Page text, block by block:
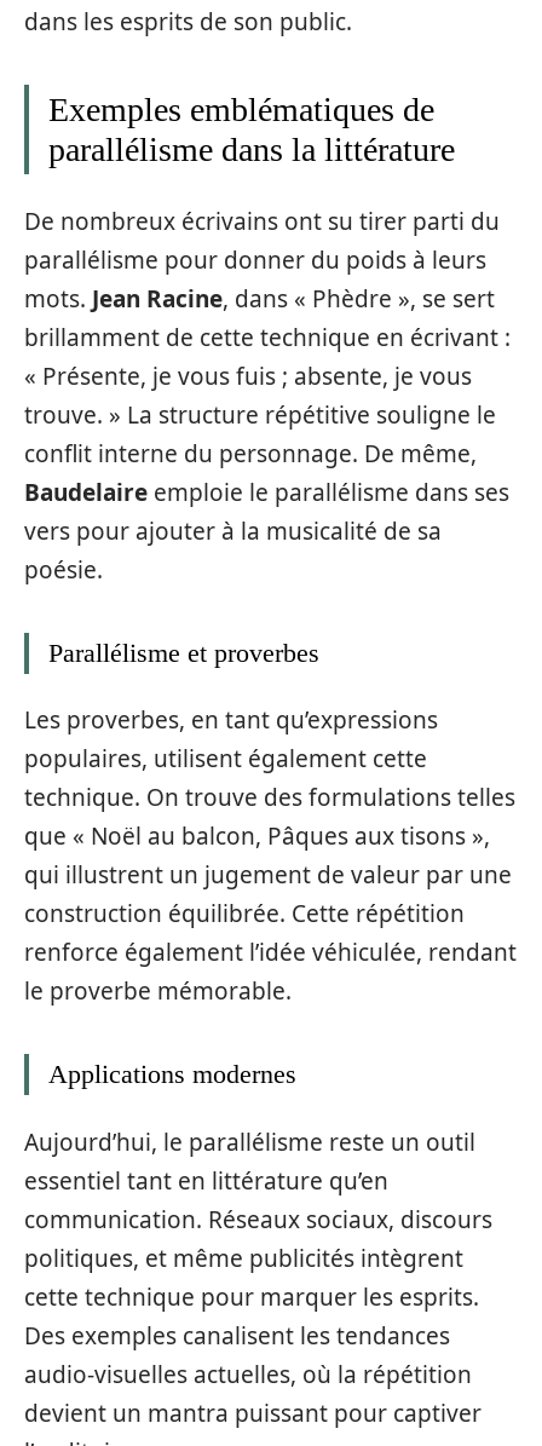
dans les esprits de son public.
Exemples emblématiques de
parallélisme dans la littérature
De nombreux écrivains ont su tirer parti du
parallélisme pour donner du poids à leurs
mots. Jean Racine, dans « Phèdre », se sert
brillamment de cette technique en écrivant :
« Présente, je vous fuis ; absente, je vous
trouve. » La structure répétitive souligne le
conflit interne du personnage. De même,
Baudelaire emploie le parallélisme dans ses
vers pour ajouter à la musicalité de sa
poésie.
Parallélisme et proverbes
Les proverbes, en tant qu’expressions
populaires, utilisent également cette
technique. On trouve des formulations telles
que « Noël au balcon, Pâques aux tisons »,
qui illustrent un jugement de valeur par une
construction équilibrée. Cette répétition
renforce également l’idée véhiculée, rendant
le proverbe mémorable.
Applications modernes
Aujourd’hui, le parallélisme reste un outil
essentiel tant en littérature qu’en
communication. Réseaux sociaux, discours
politiques, et même publicités intègrent
cette technique pour marquer les esprits.
Des exemples canalisent les tendances
audio-visuelles actuelles, où la répétition
devient un mantra puissant pour captiver